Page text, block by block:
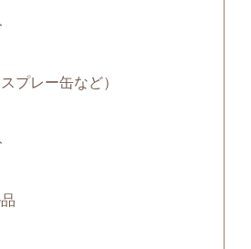
プレー缶など）